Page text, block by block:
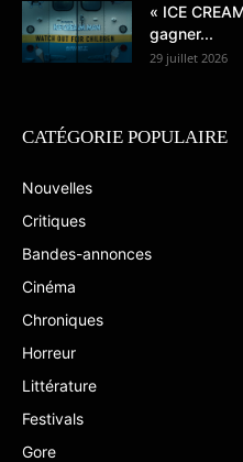
« ICE
gagner...
29 juillet 2026
CATÉGORIE POPULAIRE
Nouvelles
Critiques
Bandes-annonces
Cinéma
Chroniques
Horreur
Littérature
Festivals
Gore